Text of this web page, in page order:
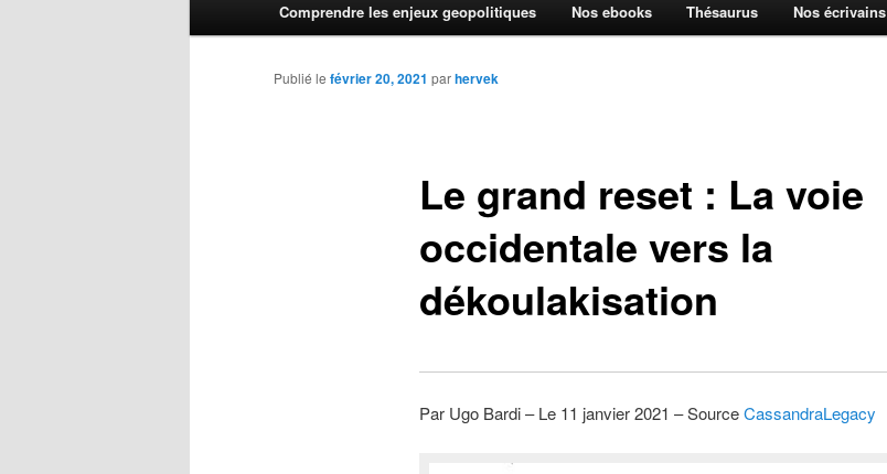
Comprendre les enjeux geopolitiques Nos ebooks Thésaurus Nos écrivains
Le grand reset : La voie
occidentale vers la
dékoulakisation
Publié le février 20, 2021 parhervek
Par Ugo Bardi – Le 11 janvier 2021 – SourceCassandraLegacy